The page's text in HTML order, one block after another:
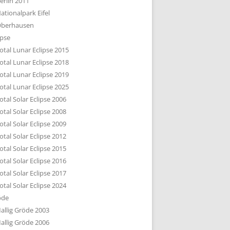
DEN DÄCHERN
SUBURBIA
Eifel
Lunar Eclipse 2015
Lunar Eclipse 2018
Lunar Eclipse 2019
Lunar Eclipse 2025
Solar Eclipse 2006
Solar Eclipse 2008
Solar Eclipse 2009
Solar Eclipse 2012
Solar Eclipse 2015
Solar Eclipse 2016
Solar Eclipse 2017
Solar Eclipse 2024
Gröde 2003
Gröde 2006